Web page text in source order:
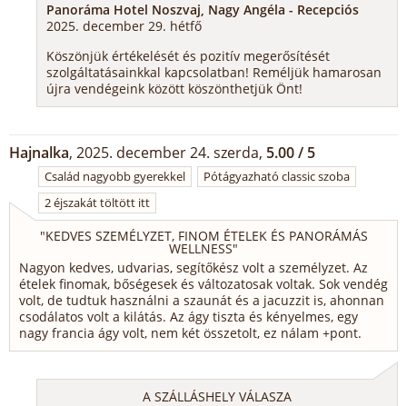
Panoráma Hotel Noszvaj, Nagy Angéla - Recepciós
2025. december 29. hétfő
Köszönjük értékelését és pozitív megerősítését
szolgáltatásainkkal kapcsolatban! Reméljük hamarosan
újra vendégeink között köszönthetjük Önt!
Hajnalka, 2025. december 24. szerda, 5.00 / 5
Család nagyobb gyerekkel
Pótágyazható classic szoba
2 éjszakát töltött itt
"KEDVES SZEMÉLYZET, FINOM ÉTELEK ÉS PANORÁMÁS
WELLNESS"
Nagyon kedves, udvarias, segítőkész volt a személyzet. Az
ételek finomak, bőségesek és változatosak voltak. Sok vendég
volt, de tudtuk használni a szaunát és a jacuzzit is, ahonnan
csodálatos volt a kilátás. Az ágy tiszta és kényelmes, egy
nagy francia ágy volt, nem két összetolt, ez nálam +pont.
A SZÁLLÁSHELY VÁLASZA